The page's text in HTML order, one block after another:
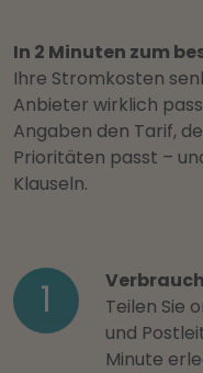
In 2 Minuten zum
Ihre Stromkosten
Anbieter wirklich
Angaben den Tarif,
Prioritäten passt –
Klauseln.
1
Teilen Sie
und
Minute